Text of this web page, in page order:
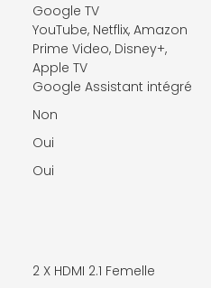
Google TV
YouTube, Netflix, Amazon
Prime Video, Disney+,
Apple TV
Google Assistant intégré
Non
Oui
Oui
2 X HDMI 2.1 Femelle